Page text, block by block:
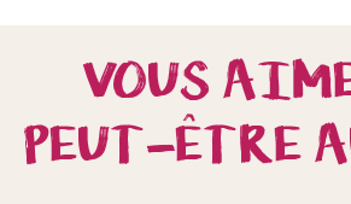
VOUS
PEUT-ÊTRE